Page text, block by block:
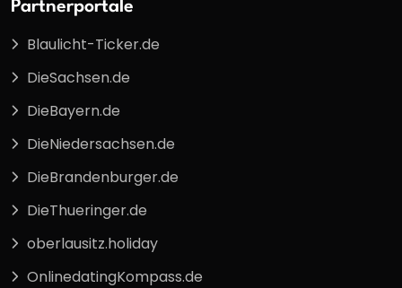
Partnerportale
Blaulicht-Ticker.de
DieSachsen.de
DieBayern.de
DieNiedersachsen.de
DieBrandenburger.de
DieThueringer.de
oberlausitz.holiday
OnlinedatingKompass.de